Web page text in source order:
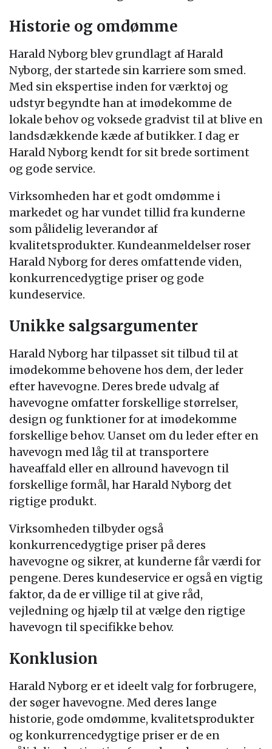
Historie og omdømme
Harald Nyborg blev grundlagt af Harald
Nyborg, der startede sin karriere som smed.
Med sin ekspertise inden for værktøj og
udstyr begyndte han at imødekomme de
lokale behov og voksede gradvist til at blive en
landsdækkende kæde af butikker. I dag er
Harald Nyborg kendt for sit brede sortiment
og gode service.
Virksomheden har et godt omdømme i
markedet og har vundet tillid fra kunderne
som pålidelig leverandør af
kvalitetsprodukter. Kundeanmeldelser roser
Harald Nyborg for deres omfattende viden,
konkurrencedygtige priser og gode
kundeservice.
Unikke salgsargumenter
Harald Nyborg har tilpasset sit tilbud til at
imødekomme behovene hos dem, der leder
efter havevogne. Deres brede udvalg af
havevogne omfatter forskellige størrelser,
design og funktioner for at imødekomme
forskellige behov. Uanset om du leder efter en
havevogn med låg til at transportere
haveaffald eller en allround havevogn til
forskellige formål, har Harald Nyborg det
rigtige produkt.
Virksomheden tilbyder også
konkurrencedygtige priser på deres
havevogne og sikrer, at kunderne får værdi for
pengene. Deres kundeservice er også en vigtig
faktor, da de er villige til at give råd,
vejledning og hjælp til at vælge den rigtige
havevogn til specifikke behov.
Konklusion
Harald Nyborg er et ideelt valg for forbrugere,
der søger havevogne. Med deres lange
historie, gode omdømme, kvalitetsprodukter
og konkurrencedygtige priser er de en